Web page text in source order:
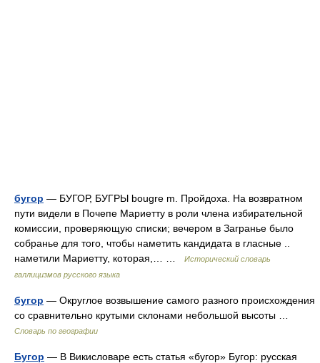
бугор — БУГОР, БУГРЫ bougre m. Пройдоха. На возвратном
пути видели в Почепе Мариетту в роли члена избирательной
комиссии, проверяющую списки; вечером в Загранье было
собранье для того, чтобы наметить кандидата в гласные ..
наметили Мариетту, которая,… …
Исторический словарь
галлицизмов русского языка
бугор — Округлое возвышение самого разного происхождения
со сравнительно крутыми склонами небольшой высоты …
Словарь по географии
Бугор — В Викисловаре есть статья «бугор» Бугор: русская